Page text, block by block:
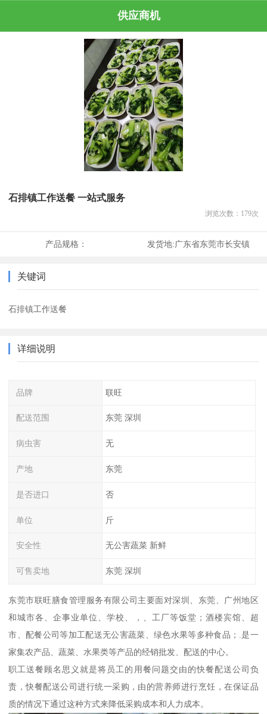
供应商机
石排镇工作送餐 一站式服务
浏览次数： 179次
产品规格： 发货地:广东省东莞市长安镇
关键词
石排镇工作送餐
详细说明
品牌 联旺
配送范围 东莞 深圳
病虫害 无
产地 东莞
是否进口 否
单位 斤
安全性 无公害蔬菜 新鲜
可售卖地 东莞 深圳
东莞市联旺膳食管理服务有限公司主要面对深圳、东莞、广州地区
和城市各、企事业单位、学校、，、工厂等饭堂；酒楼宾馆、超
市、配餐公司等加工配送无公害蔬菜、绿色水果等多种食品；.是一
家集农产品、蔬菜、水果类等产品的经销批发、配送的中心。
职工送餐顾名思义就是将员工的用餐问题交由的快餐配送公司负
责，快餐配送公司进行统一采购，由的营养师进行烹饪，在保证品
质的情况下通过这种方式来降低采购成本和人力成本。